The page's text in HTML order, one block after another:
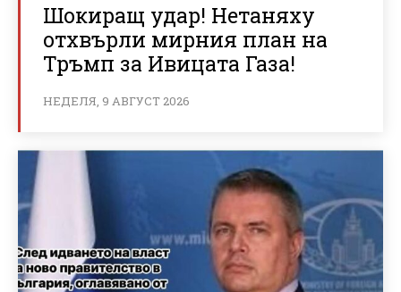
Шокиращ удар! Нетаняху
отхвърли мирния план на
Тръмп за Ивицата Газа!
НЕДЕЛЯ, 9 АВГУСТ 2026